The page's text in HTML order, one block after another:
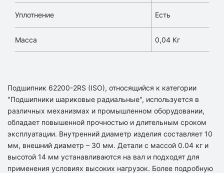
Уплотнение Есть
Масса 0,04 Кг
Подшипник 62200-2RS (ISO), относящийся к категории
"Подшипники шариковые радиальные", используется в
различных механизмах и промышленном оборудовании,
обладает повышенной прочностью и длительным сроком
эксплуатации. Внутренний диаметр изделия составляет 10
мм, внешний диаметр – 30 мм. Детали с массой 0.04 кг и
высотой 14 мм устанавливаются на вал и подходят для
применения условиях высоких нагрузок. Более подробную